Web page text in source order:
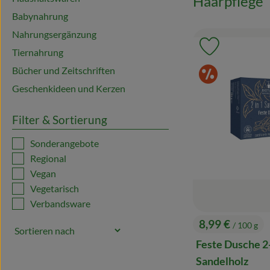
Babynahrung
Nahrungsergänzung
Tiernahrung
Bücher und Zeitschriften
Geschenkideen und Kerzen
Filter & Sortierung
Sonderangebote
Regional
Vegan
Vegetarisch
Verbandsware
, Preis:
8,99 € / 100 g
Feste Dusche
Sandelholz
Produkt